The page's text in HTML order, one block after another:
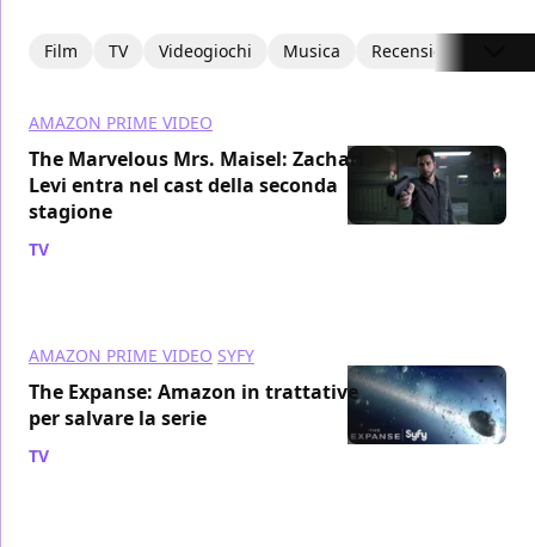
Film TV Videogiochi Musica Recensioni
AMAZON PRIME VIDEO
The Marvelous Mrs. Maisel: Zachari
Levi entra nel cast della seconda
stagione
TV
AMAZON PRIME VIDEO SYFY
The Expanse: Amazon in trattative
per salvare la serie
TV